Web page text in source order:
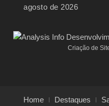
agosto de 2026
Criação de
Home Destaques